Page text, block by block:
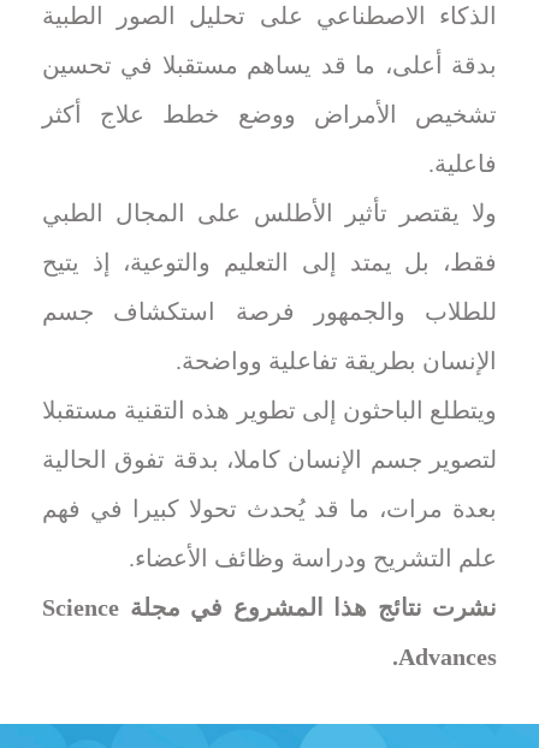
الذكاء الاصطناعي على تحليل الصور الطبية
بدقة أعلى، ما قد يساهم مستقبلا في تحسين
تشخيص الأمراض ووضع خطط علاج أكثر
فاعلية.
ولا يقتصر تأثير الأطلس على المجال الطبي
فقط، بل يمتد إلى التعليم والتوعية، إذ يتيح
للطلاب والجمهور فرصة استكشاف جسم
الإنسان بطريقة تفاعلية وواضحة.
ويتطلع الباحثون إلى تطوير هذه التقنية مستقبلا
لتصوير جسم الإنسان كاملا، بدقة تفوق الحالية
بعدة مرات، ما قد يُحدث تحولا كبيرا في فهم
علم التشريح ودراسة وظائف الأعضاء.
نشرت نتائج هذا المشروع في مجلة Science
Advances.